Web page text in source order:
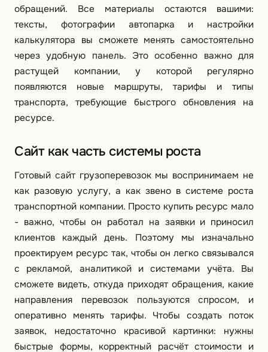
обращений. Все материалы остаются вашими:
тексты, фотографии автопарка и настройки
калькулятора вы сможете менять самостоятельно
через удобную панель. Это особенно важно для
растущей компании, у которой регулярно
появляются новые маршруты, тарифы и типы
транспорта, требующие быстрого обновления на
ресурсе.
Сайт как часть системы роста
Готовый сайт грузоперевозок мы воспринимаем не
как разовую услугу, а как звено в системе роста
транспортной компании. Просто купить ресурс мало
- важно, чтобы он работал на заявки и приносил
клиентов каждый день. Поэтому мы изначально
проектируем ресурс так, чтобы он легко связывался
с рекламой, аналитикой и системами учёта. Вы
сможете видеть, откуда приходят обращения, какие
направления перевозок пользуются спросом, и
оперативно менять тарифы. Чтобы создать поток
заявок, недостаточно красивой картинки: нужны
быстрые формы, корректный расчёт стоимости и